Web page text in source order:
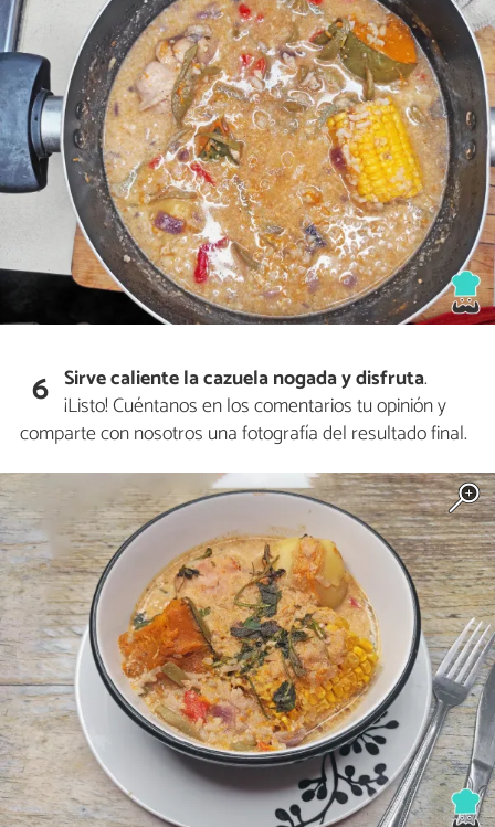
6 Sirve caliente lacazuela nogaday disfruta.
¡Listo! Cuéntanos en los comentarios tu opinión y
comparte con nosotros una fotografía del resultado final.